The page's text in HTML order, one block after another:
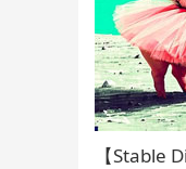
【Stable